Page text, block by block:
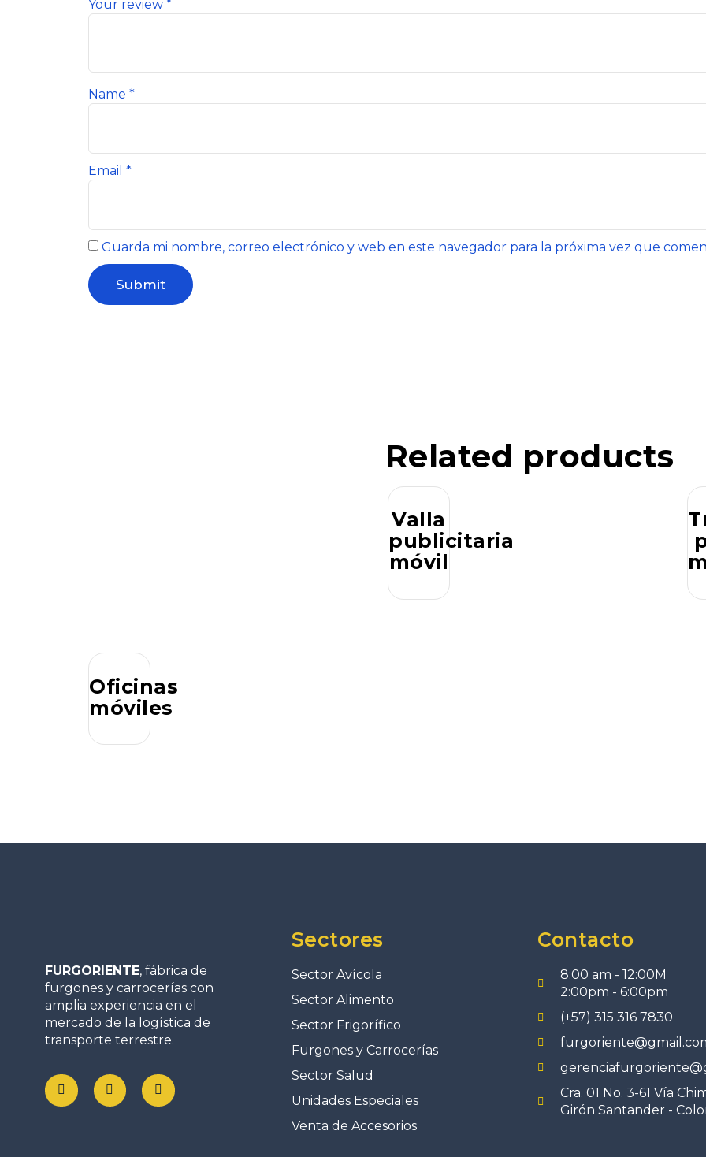
Your review *
Name *
Email *
Guarda mi nombre, correo electrónico y web en este navegador para la próxima vez que
Related products
Valla
publicitaria
móvil
Oficinas
móviles
FURGORIENTE, fábrica de
furgones y carrocerías con
amplia experiencia en el
mercado de la logística de
transporte terrestre.
Sectores
Sector Avícola
Sector Alimento
Sector Frigorífico
Furgones y Carrocerías
Sector Salud
Unidades Especiales
Venta de Accesorios
Contacto
8:00 am - 12:00M
2:00pm - 6:00pm
(+57) 315 316 7830
Cra. 01 No. 3-61 Vía
Girón Santander -